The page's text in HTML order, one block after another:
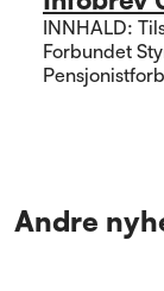
INNHALD: Tilskott kurs Bilførar 65+ Årsmøte 2026
Forbundet
Andre